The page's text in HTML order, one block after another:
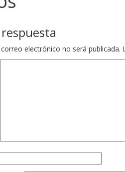
electrónico no será publicada.